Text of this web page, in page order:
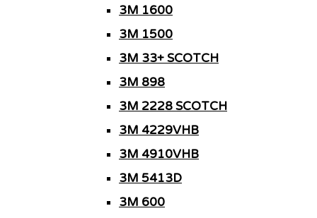
3M 1600
3M 1500
3M 33+ SCOTCH
3M 898
3M 2228 SCOTCH
3M 4229VHB
3M 4910VHB
3M 5413D
3M 600